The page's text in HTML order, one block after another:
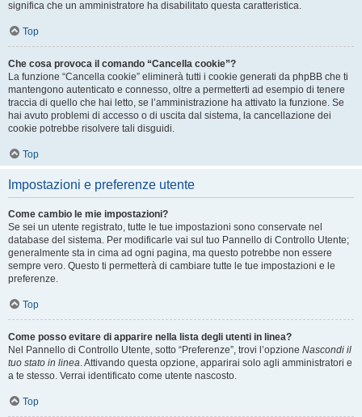
significa che un amministratore ha disabilitato questa caratteristica.
Top
Che cosa provoca il comando “Cancella cookie”?
La funzione “Cancella cookie” eliminerà tutti i cookie generati da phpBB che ti
mantengono autenticato e connesso, oltre a permetterti ad esempio di tenere
traccia di quello che hai letto, se l’amministrazione ha attivato la funzione. Se
hai avuto problemi di accesso o di uscita dal sistema, la cancellazione dei
cookie potrebbe risolvere tali disguidi.
Top
Impostazioni e preferenze utente
Come cambio le mie impostazioni?
Se sei un utente registrato, tutte le tue impostazioni sono conservate nel
database del sistema. Per modificarle vai sul tuo Pannello di Controllo Utente;
generalmente sta in cima ad ogni pagina, ma questo potrebbe non essere
sempre vero. Questo ti permetterà di cambiare tutte le tue impostazioni e le
preferenze.
Top
Come posso evitare di apparire nella lista degli utenti in linea?
Nel Pannello di Controllo Utente, sotto “Preferenze”, trovi l’opzione Nascondi il
tuo stato in linea. Attivando questa opzione, apparirai solo agli amministratori e
a te stesso. Verrai identificato come utente nascosto.
Top